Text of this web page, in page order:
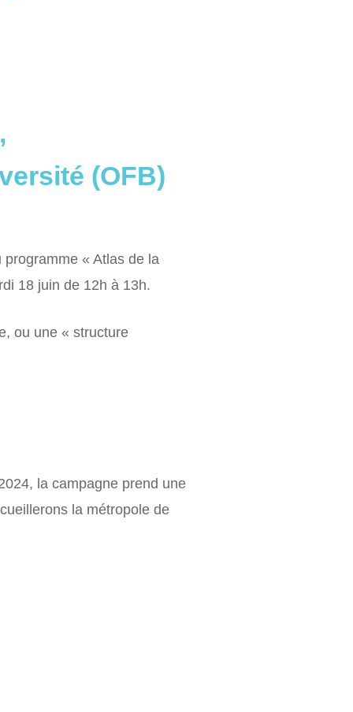
(OFB)
« Atlas de la
18 juin de 12h à 13h.
ou une « structure
la campagne prend une
la métropole de